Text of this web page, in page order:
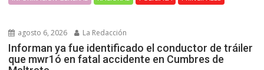
agosto 6, 2026 La Redacción
Informan ya fue identificado el conductor de tráiler
que mwr1ó en fatal accidente en Cumbres de